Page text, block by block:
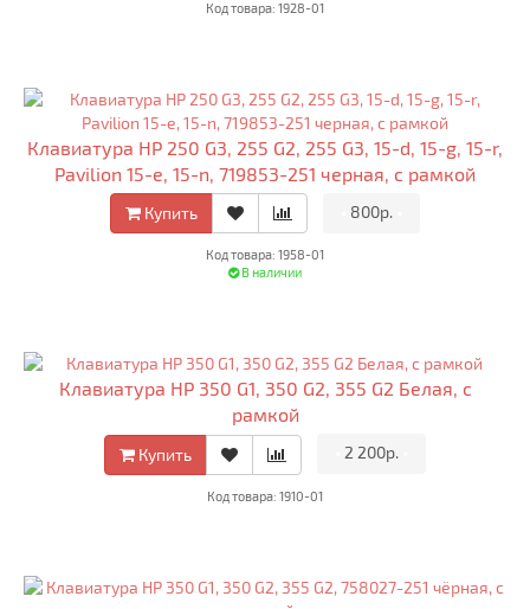
Код товара: 1928-01
Клавиатура HP 250 G3, 255 G2, 255 G3, 15-d, 15-g, 15-r,
Pavilion 15-e, 15-n, 719853-251 черная, с рамкой
Купить 800р.
Код товара: 1958-01
В наличии
Клавиатура HP 350 G1, 350 G2, 355 G2 Белая, с
рамкой
Купить 2 200р.
Код товара: 1910-01